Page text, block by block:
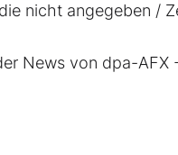
nicht angegeben /
News von dpa-